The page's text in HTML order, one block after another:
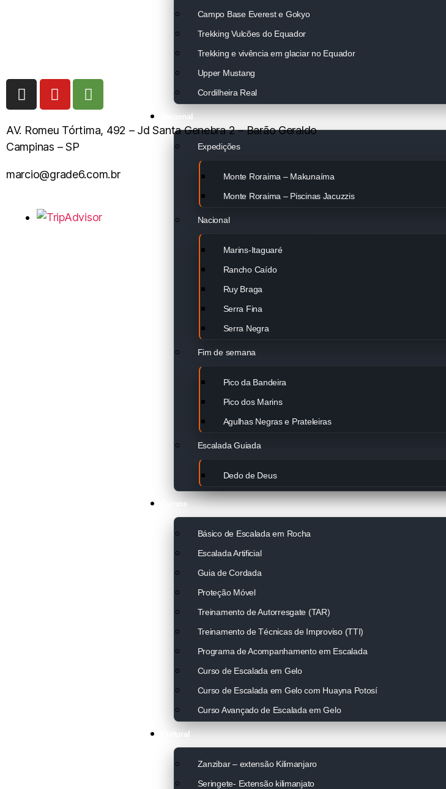
Campo Base Everest e Gokyo
Trekking Vulcões do Equador
Trekking e vivência em glaciar no Equador
Upper Mustang
Cordilheira Real
Nacional
Expedições
Monte Roraima – Makunaíma
Monte Roraima – Piscinas Jacuzzis
Nacional
Marins-Itaguaré
Rancho Caído
Ruy Braga
Serra Fina
Serra Negra
Fim de semana
Pico da Bandeira
Pico dos Marins
Agulhas Negras e Prateleiras
Escalada Guiada
Dedo de Deus
Cursos
Básico de Escalada em Rocha
Escalada Artificial
Guia de Cordada
Proteção Móvel
Treinamento de Autorresgate (TAR)
Treinamento de Técnicas de Improviso (TTI)
Programa de Acompanhamento em Escalada
Curso de Escalada em Gelo
Curso de Escalada em Gelo com Huayna Potosí
Curso Avançado de Escalada em Gelo
Cultural
Zanzibar – extensão Kilimanjaro
Seringete- Extensão kilimanjato
AV. Romeu Tórtima, 492 – Jd Santa Genebra 2 – Barão Geraldo
Campinas – SP
marcio@grade6.com.br